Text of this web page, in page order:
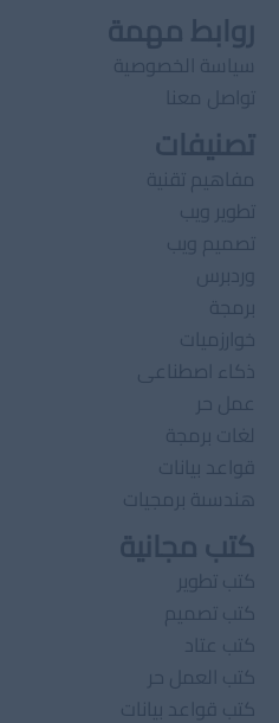
روابط مهمة
سياسة الخصوصية
تواصل معنا
تصنيفات
مفاهيم تقنية
تطوير ويب
تصميم ويب
وردبرس
برمجة
خوارزميات
ذكاء اصطناعى
عمل حر
لغات برمجة
قواعد بيانات
هندسىة برمجيات
كتب مجانية
كتب تطوير
كتب تصميم
كتب عتاد
كتب العمل حر
كتب قواعد بيانات